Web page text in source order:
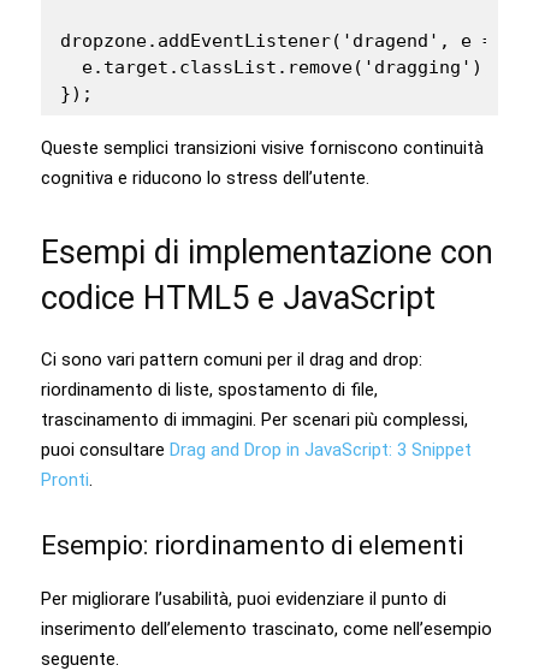
dropzone.addEventListener('dragend', e => {
  e.target.classList.remove('dragging');
});
Queste semplici transizioni visive forniscono continuità
cognitiva e riducono lo stress dell’utente.
Esempi di implementazione con
codice HTML5 e JavaScript
Ci sono vari pattern comuni per il drag and drop:
riordinamento di liste, spostamento di file,
trascinamento di immagini. Per scenari più complessi,
puoi consultare Drag and Drop in JavaScript: 3 Snippet
Pronti
Esempio: riordinamento di elementi
Per migliorare l’usabilità, puoi evidenziare il punto di
inserimento dell’elemento trascinato, come nell’esempio
seguente.